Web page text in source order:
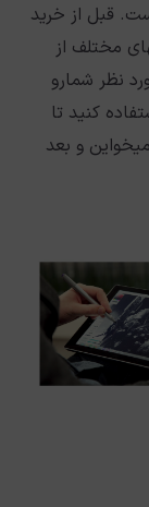
قبل از خرید
مختلف از
نظر شمارو
کنید تا
و بعد